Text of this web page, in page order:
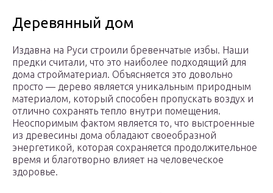
Деревянный дом
Издавна на Руси строили бревенчатые избы. Наши
предки считали, что это наиболее подходящий для
дома стройматериал. Объясняется это довольно
просто — дерево является уникальным природным
материалом, который способен пропускать воздух и
отлично сохранять тепло внутри помещения.
Неоспоримым фактом является то, что выстроенные
из древесины дома обладают своеобразной
энергетикой, которая сохраняется продолжительное
время и благотворно влияет на человеческое
здоровье.